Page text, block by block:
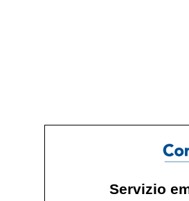
Servizio